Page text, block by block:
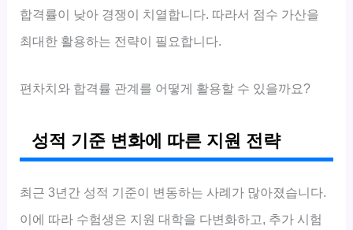
합격률이 낮아 경쟁이 치열합니다. 따라서 점수 가산을
최대한 활용하는 전략이 필요합니다.
편차치와 합격률 관계를 어떻게 활용할 수 있을까요?
성적 기준 변화에 따른 지원 전략
최근 3년간 성적 기준이 변동하는 사례가 많아졌습니다.
이에 따라 수험생은 지원 대학을 다변화하고, 추가 시험